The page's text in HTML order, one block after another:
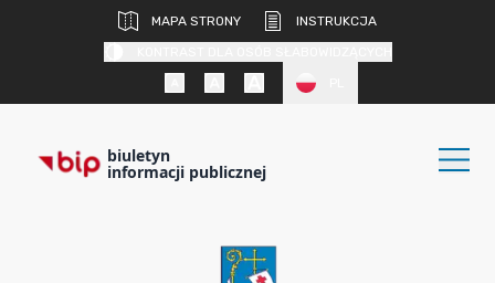
MAPA STRONY
INSTRUKCJA
biuletyn
informacji publicznej